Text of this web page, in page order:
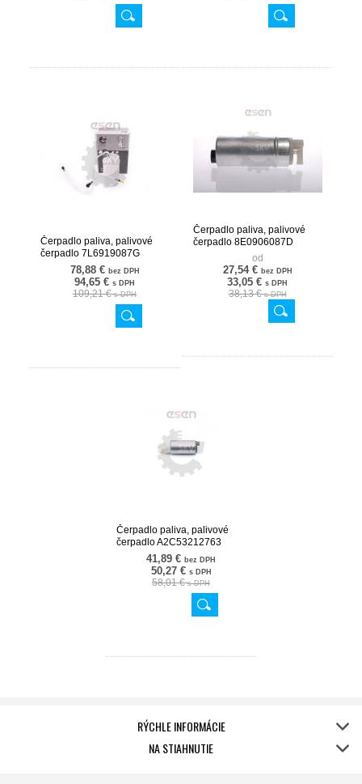
Čerpadlo paliva, palivové
čerpadlo 7L6919087G
02SKV78578,88 € bez DPH
94,65 € s DPH
109,21 €s DPH
Čerpadlo paliva, palivové
čerpadlo 8E0906087D
od
27,54 € bez DPH
33,05 € s DPH
38,13 €s DPH
Čerpadlo paliva, palivové
čerpadlo A2C53212763
02SKV30541,89 € bez DPH
50,27 € s DPH
58,01 €s DPH
RÝCHLE INFORMÁCIE
NA STIAHNUTIE